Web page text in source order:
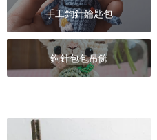
手工鉤針鑰匙包
鉤針包包吊飾